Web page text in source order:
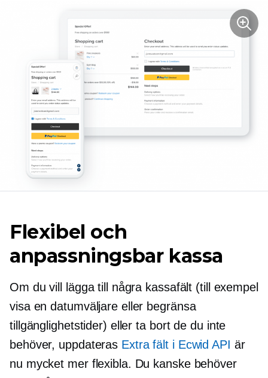
Flexibel och
anpassningsbar kassa
Om du vill lägga till några kassafält (till exempel
visa en datumväljare eller begränsa
tillgänglighetstider) eller ta bort de du inte
behöver, uppdateras Extra fält i Ecwid API är
nu mycket mer flexibla. Du kanske behöver